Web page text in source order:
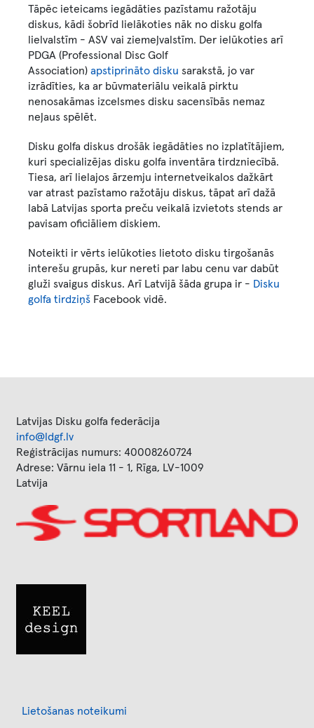
Tāpēc ieteicams iegādāties pazīstamu ražotāju
diskus, kādi šobrīd lielākoties nāk no disku golfa
lielvalstīm - ASV vai ziemeļvalstīm. Der ielūkoties arī
PDGA (Professional Disc Golf
Association) apstiprināto disku sarakstā, jo var
izrādīties, ka ar būvmateriālu veikalā pirktu
nenosakāmas izcelsmes disku sacensībās nemaz
neļaus spēlēt.
Disku golfa diskus drošāk iegādāties no izplatītājiem,
kuri specializējas disku golfa inventāra tirdzniecībā.
Tiesa, arī lielajos ārzemju internetveikalos dažkārt
var atrast pazīstamo ražotāju diskus, tāpat arī dažā
labā Latvijas sporta preču veikalā izvietots stends ar
pavisam oficiāliem diskiem.
Noteikti ir vērts ielūkoties lietoto disku tirgošanās
interešu grupās, kur nereti par labu cenu var dabūt
gluži svaigus diskus. Arī Latvijā šāda grupa ir - Disku
golfa tirdziņšFacebook vidē.
Latvijas Disku golfa federācija
info@ldgf.lv
Reģistrācijas numurs: 40008260724
Adrese: Vārnu iela 11 - 1, Rīga, LV-1009
Latvija
Image
Lietošanas noteikumi